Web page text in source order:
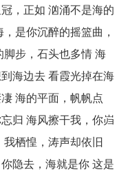
，正如 汹涌不是海的
是你沉醉的摇篮曲，
步，石头也多情 海
海边去 看霞光掉在海
海的平面，帆帆点
归 海风擦干我，你岿
栖惶，涛声却依旧
隐去，海就是你 这是